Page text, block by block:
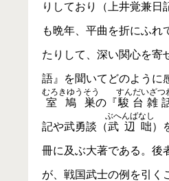
りしており（上井覚兼日
も晩年、平曲を折にふれ
たりして、深い関心を寄
語』を聞いてどのように
室鳩巣
むろきゆうそう
の『駿台雑
すんだいざつ
記や武勇談（武辺咄
ぶへんばなし
）
冊に及ぶ大著である。後
が、戦国武士の例を引く